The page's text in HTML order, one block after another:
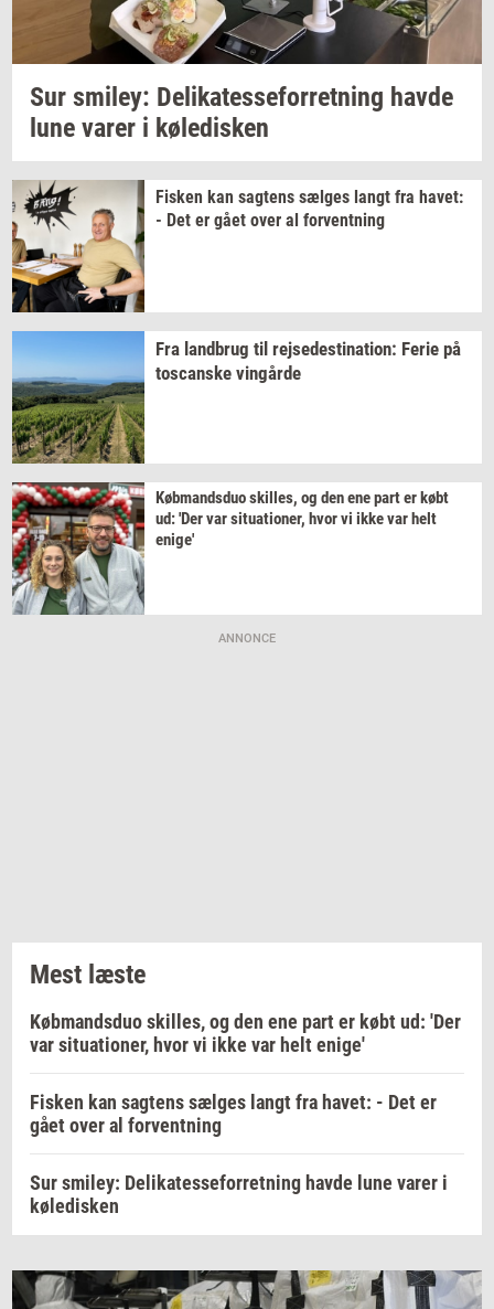
Sur smiley: De­li­ka­tes­se­for­ret­ning havde
lune varer i kø­le­di­sken
Fi­sken kan sag­tens sæl­ges langt fra havet:
- Det er gået over al for­vent­ning
Fra land­brug til rej­se­desti­na­tion: Ferie på
toscan­ske vin­går­de
Køb­mands­duoskil­les, og den ene part er købt
ud: 'Der varsi­tu­a­tio­ner, hvor vi ikke var helt
enige'
ANNONCE
Mest læste
Købmandsduo skilles, og den ene part er købt ud: 'Der
var situationer, hvor vi ikke var helt enige'
Fisken kan sagtens sælges langt fra havet: - Det er
gået over al forventning
Sur smiley: Delikatesseforretning havde lune varer i
køledisken